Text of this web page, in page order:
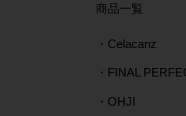
​商品一覧
・Celacanz
・FINAL
・OHJI